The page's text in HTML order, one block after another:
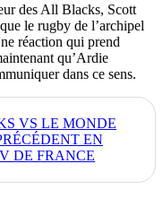
des All Blacks, Scott
le rugby de l’archipel
réaction qui prend
qu’Ardie
dans ce sens.
VS LE MONDE
EN
DE FRANCE